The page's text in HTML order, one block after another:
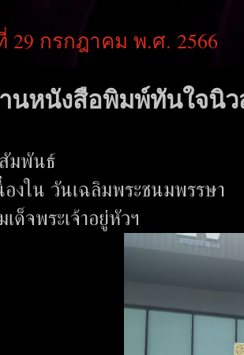
29 กรกฎาคม พ.ศ. 2566
นหนังสือพิมพ์ทันใจนิ
สัมพันธ์
องใน วันเฉลิมพระชนมพรรษา
ด็จพระเจ้าอยู่หัวฯ